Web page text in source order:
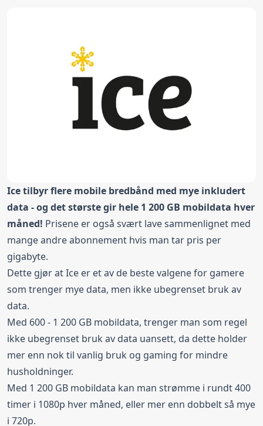
Ice tilbyr flere mobile bredbånd med mye inkludert
data - og det største gir hele 1 200 GB mobildata hver
måned! Prisene er også svært lave sammenlignet med
mange andre abonnement hvis man tar pris per
gigabyte.
Dette gjør at Ice er et av de beste valgene for gamere
som trenger mye data, men ikke ubegrenset bruk av
data.
Med 600 - 1 200 GB mobildata, trenger man som regel
ikke ubegrenset bruk av data uansett, da dette holder
mer enn nok til vanlig bruk og gaming for mindre
husholdninger.
Med 1 200 GB mobildata kan man strømme i rundt 400
timer i 1080p hver måned, eller mer enn dobbelt så mye
i 720p.